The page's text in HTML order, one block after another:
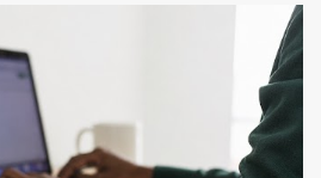
artículo para que así como a ti también
explicación. Los datos esenciales
un trabajo escrito a mano o
en este orden: Nombre de la escuela o
este dato) Título del trabajo
lectura, o Informe de computación)